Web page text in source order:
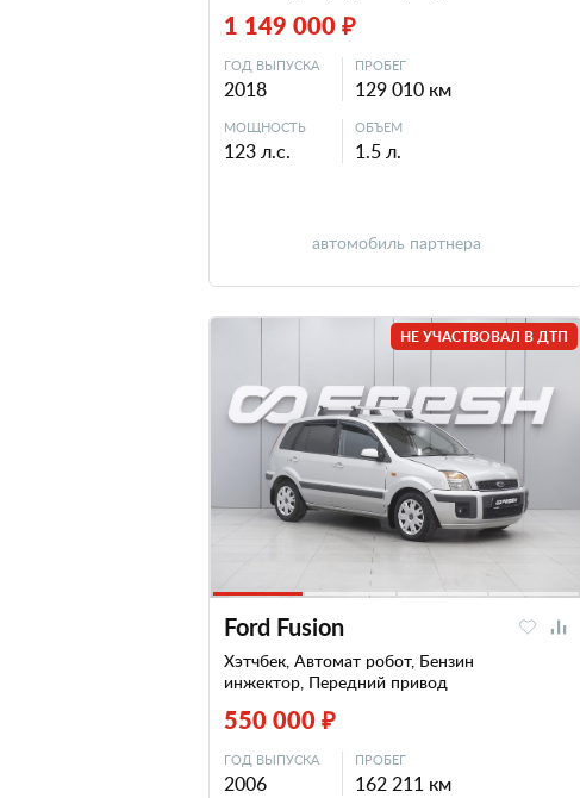
1 149 000 ₽
ГОД ВЫПУСКА
2018
ПРОБЕГ
129 010 км
МОЩНОСТЬ
123 л.с.
ОБЪЕМ
1.5 л.
автомобиль партнера
НЕ УЧАСТВОВАЛ В ДТП
Ford Fusion
Хэтчбек, Автомат робот, Бензин
инжектор, Передний привод
550 000 ₽
ГОД ВЫПУСКА
2006
ПРОБЕГ
162 211 км